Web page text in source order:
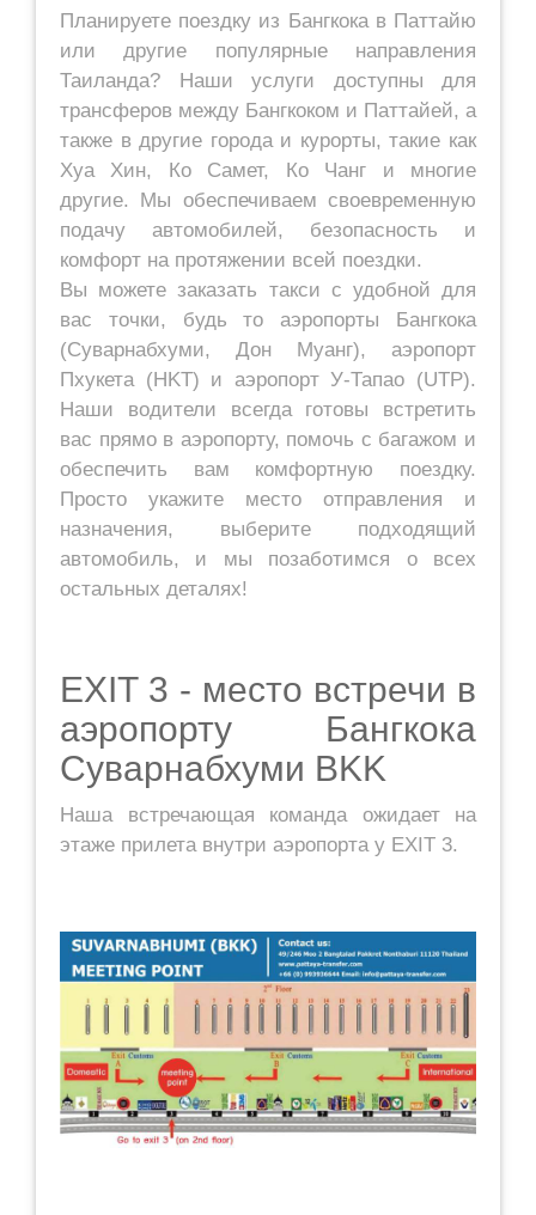
Планируете поездку из Бангкока в Паттайю
или другие популярные направления
Таиланда? Наши услуги доступны для
трансферов между Бангкоком и Паттайей, а
также в другие города и курорты, такие как
Хуа Хин, Ко Самет, Ко Чанг и многие
другие. Мы обеспечиваем своевременную
подачу автомобилей, безопасность и
комфорт на протяжении всей поездки.
Вы можете заказать такси с удобной для
вас точки, будь то аэропорты Бангкока
(Суварнабхуми, Дон Муанг), аэропорт
Пхукета (HKT) и аэропорт У-Тапао (UTP).
Наши водители всегда готовы встретить
вас прямо в аэропорту, помочь с багажом и
обеспечить вам комфортную поездку.
Просто укажите место отправления и
назначения, выберите подходящий
автомобиль, и мы позаботимся о всех
остальных деталях!
EXIT 3 - место встречи в
аэропорту Бангкока
Суварнабхуми BKK
Наша встречающая команда ожидает на
этаже прилета внутри аэропорта у EXIT 3.